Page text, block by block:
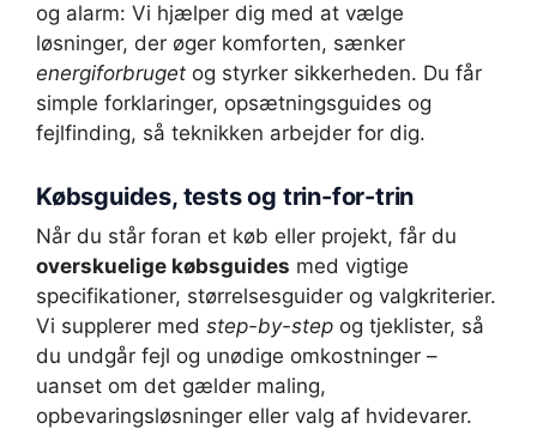
og alarm: Vi hjælper dig med at vælge
løsninger, der øger komforten, sænker
energiforbruget og styrker sikkerheden. Du får
simple forklaringer, opsætningsguides og
fejlfinding, så teknikken arbejder for dig.
Købsguides, tests og trin-for-trin
Når du står foran et køb eller projekt, får du
overskuelige købsguides med vigtige
specifikationer, størrelsesguider og valgkriterier.
Vi supplerer med step-by-step og tjeklister, så
du undgår fejl og unødige omkostninger –
uanset om det gælder maling,
opbevaringsløsninger eller valg af hvidevarer.